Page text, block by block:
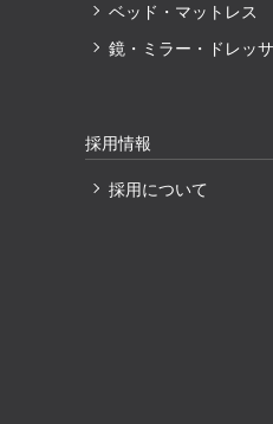
ベッド・マットレス
鏡・ミラー・ドレッ
採用情報
採用について